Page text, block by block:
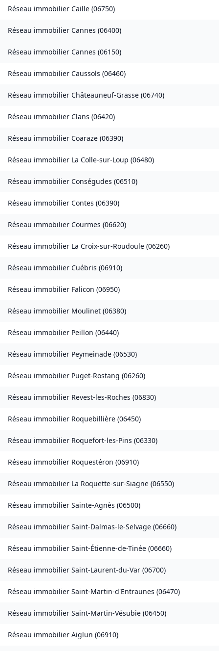
Réseau immobilier Caille (06750)
Réseau immobilier Cannes (06400)
Réseau immobilier Cannes (06150)
Réseau immobilier Caussols (06460)
Réseau immobilier Châteauneuf-Grasse (06740)
Réseau immobilier Clans (06420)
Réseau immobilier Coaraze (06390)
Réseau immobilier La Colle-sur-Loup (06480)
Réseau immobilier Conségudes (06510)
Réseau immobilier Contes (06390)
Réseau immobilier Courmes (06620)
Réseau immobilier La Croix-sur-Roudoule (06260)
Réseau immobilier Cuébris (06910)
Réseau immobilier Falicon (06950)
Réseau immobilier Moulinet (06380)
Réseau immobilier Peillon (06440)
Réseau immobilier Peymeinade (06530)
Réseau immobilier Puget-Rostang (06260)
Réseau immobilier Revest-les-Roches (06830)
Réseau immobilier Roquebillière (06450)
Réseau immobilier Roquefort-les-Pins (06330)
Réseau immobilier Roquestéron (06910)
Réseau immobilier La Roquette-sur-Siagne (06550)
Réseau immobilier Sainte-Agnès (06500)
Réseau immobilier Saint-Dalmas-le-Selvage (06660)
Réseau immobilier Saint-Étienne-de-Tinée (06660)
Réseau immobilier Saint-Laurent-du-Var (06700)
Réseau immobilier Saint-Martin-d'Entraunes (06470)
Réseau immobilier Saint-Martin-Vésubie (06450)
Réseau immobilier Aiglun (06910)